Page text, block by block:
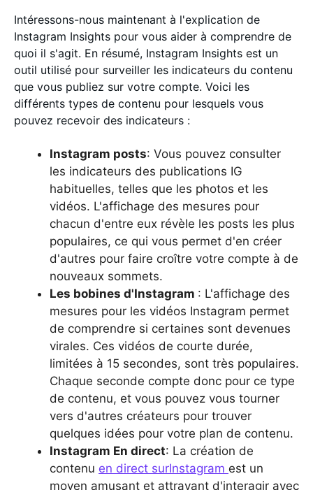
Intéressons-nous maintenant à l'explication de
Instagram Insights pour vous aider à comprendre de
quoi il s'agit. En résumé, Instagram Insights est un
outil utilisé pour surveiller les indicateurs du contenu
que vous publiez sur votre compte. Voici les
différents types de contenu pour lesquels vous
pouvez recevoir des indicateurs :
Instagram posts: Vous pouvez consulter
les indicateurs des publications IG
habituelles, telles que les photos et les
vidéos. L'affichage des mesures pour
chacun d'entre eux révèle les posts les plus
populaires, ce qui vous permet d'en créer
d'autres pour faire croître votre compte à de
nouveaux sommets.
Les bobines d'Instagram : L'affichage des
mesures pour les vidéos Instagram permet
de comprendre si certaines sont devenues
virales. Ces vidéos de courte durée,
limitées à 15 secondes, sont très populaires.
Chaque seconde compte donc pour ce type
de contenu, et vous pouvez vous tourner
vers d'autres créateurs pour trouver
quelques idées pour votre plan de contenu.
Instagram En direct: La création de
contenu en direct surInstagram est un
moyen amusant et attrayant d'interagir avec